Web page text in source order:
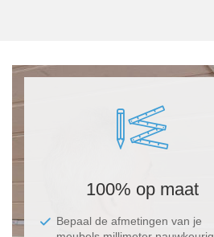
100% op maat
Bepaal de afmetingen van je